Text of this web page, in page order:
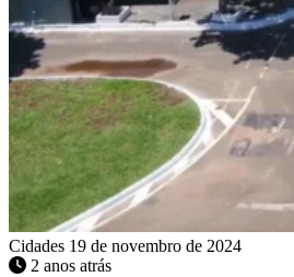
Cidades 19 de novembro de 2024
2 anos atrás